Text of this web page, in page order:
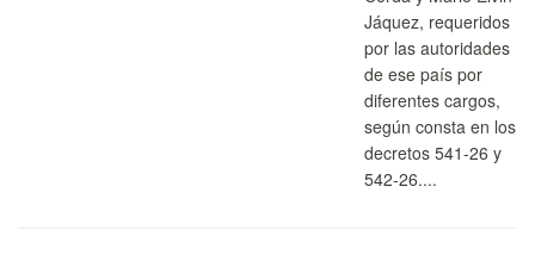
Jáquez, requeridos
por las autoridades
de ese país por
diferentes cargos,
según consta en los
decretos 541-26 y
542-26....